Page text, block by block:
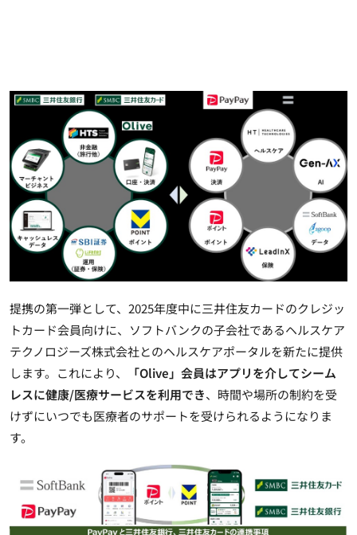
提携の第一弾として、2025年度中に三井住友カードのクレジッ
トカード会員向けに、ソフトバンクの子会社であるヘルスケア
テクノロジーズ株式会社とのヘルスケアポータルを新たに提供
します。これにより、
「Olive」会員はアプリを介してシーム
レスに健康/医療サービスを利用でき、時間や場所の制約を受
けずにいつでも医療者のサポートを受けられるようになりま
す。